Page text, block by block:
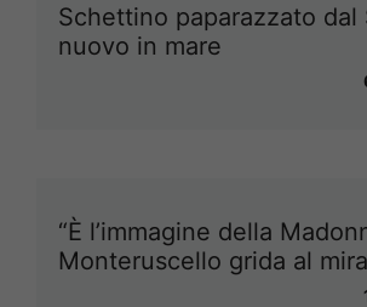
Schettino paparazzato dal
nuovo in mare
“È l’immagine della
Monteruscello grida al